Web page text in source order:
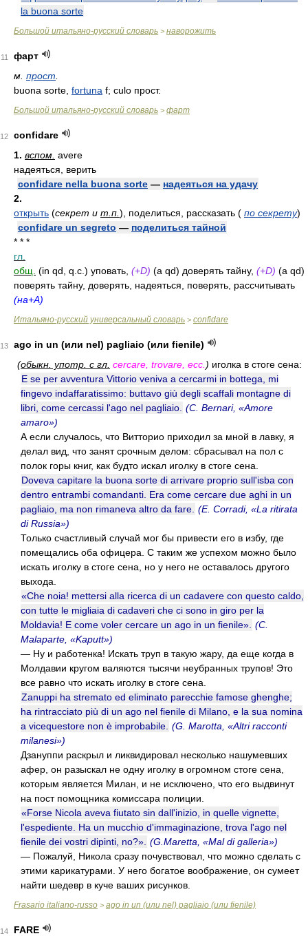
la buona sorte
Большой итальяно-русский словарь > наворожить
11
фарт
м. прост
buona sorte, fortuna f; culo прост.
Большой итальяно-русский словарь > фарт
12
confidare
1. вспом. avere
надеяться, верить
confidare nella buona sorte — надеяться на удачу
2.
открыть (секрет и т.п. ) , поделиться, рассказать ( по секрету)
confidare un segreto — поделиться тайной
* * *
гл.
общ. (in qd, q.c.) уповать, (+D) (a qd) доверять тайну, (+D) (a qd)
поверять тайну, доверять, надеяться, поверять, рассчитывать
(на+A)
Итальяно-русский универсальный словарь > confidare
13
ago in un (или nel) pagliaio (или fienile)
(обыкн. употр. с гл. cercare, trovare, ecc. ) иголка в стоге сена:
E se per avventura Vittorio veniva a cercarmi in bottega, mi
fingevo indaffaratissimo: buttavo giù degli scaffali montagne di
libri, come cercassi l'ago nel pagliaio. (C. Bernari, «Amore
amaro»)
А если случалось, что Витторио приходил за мной в лавку, я
делал вид, что занят срочным делом: сбрасывал на пол с
полок горы книг, как будто искал иголку в стоге сена.
Doveva capitare la buona sorte di arrivare proprio sull'isba con
dentro entrambi comandanti. Era come cercare due aghi in un
pagliaio, ma non rimaneva altro da fare. (E. Corradi, «La ritirata
di Russia»)
Только счастливый случай мог бы привести его в избу, где
помещались оба офицера. С таким же успехом можно было
искать иголку в стоге сена, но у него не оставалось другого
выхода.
«Che noia! mettersi alla ricerca di un cadavere con questo caldo,
con tutte le migliaia di cadaveri che ci sono in giro per la
Moldavia! E come voler cercare un ago in un fienile». (C.
Malaparte, «Kaputt»)
— Ну и работенка! Искать труп в такую жару, да еще когда в
Молдавии кругом валяются тысячи неубранных трупов! Это
все равно что искать иголку в стоге сена.
Zanuppi ha stremato ed eliminato parecchie famose ghenghe;
ha rintracciato più di un ago nel fienile di Milano, e la sua nomina
a vicequestore non è improbabile. (G. Marotta, «Altri racconti
milanesi»)
Дзануппи раскрыл и ликвидировал несколько нашумевших
афер, он разыскал не одну иголку в огромном стоге сена,
которым является Милан, и не исключено, что его выдвинут
на пост помощника комиссара полиции.
«Forse Nicola aveva fiutato sin dall'inizio, in quelle vignette,
l'espediente. Ha un mucchio d'immaginazione, trova l'ago nel
fienile dei vostri dipinti, no?». (G.Maretta, «Mal di galleria»)
— Пожалуй, Никола сразу почувствовал, что можно сделать с
этими карикатурами. У него богатое воображение, он сумеет
найти шедевр в куче ваших рисунков.
Frasario italiano-russo > ago in un (или nel) pagliaio (или fienile)
14
FARE